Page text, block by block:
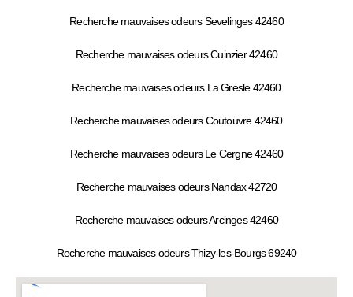
Recherche mauvaises odeurs Sevelinges 42460
Recherche mauvaises odeurs Cuinzier 42460
Recherche mauvaises odeurs La Gresle 42460
Recherche mauvaises odeurs Coutouvre 42460
Recherche mauvaises odeurs Le Cergne 42460
Recherche mauvaises odeurs Nandax 42720
Recherche mauvaises odeurs Arcinges 42460
Recherche mauvaises odeurs Thizy-les-Bourgs 69240